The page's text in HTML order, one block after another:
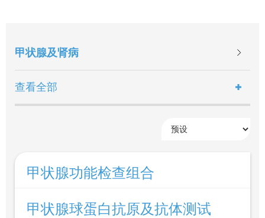
甲状腺及肾病
查看全部
甲状腺功能检查组合
甲状腺球蛋白抗原及抗体测试